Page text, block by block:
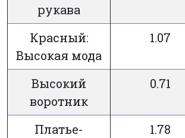
рукава
Красный:
Высокая мода
1.07
Высокий
воротник
0.71
Платье-
1.78